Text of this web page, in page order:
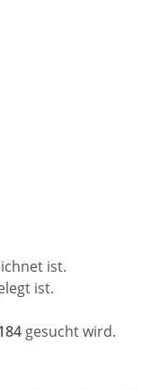
ist.
ist.
gesucht wird.